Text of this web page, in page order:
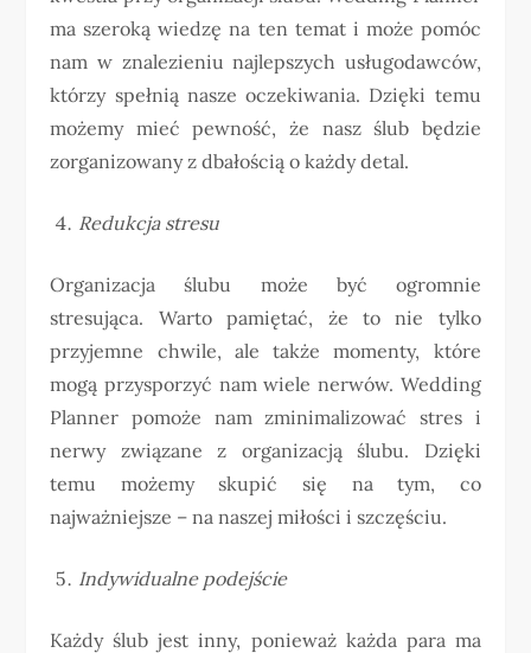
ma szeroką wiedzę na ten temat i może pomóc
nam w znalezieniu najlepszych usługodawców,
którzy spełnią nasze oczekiwania. Dzięki temu
możemy mieć pewność, że nasz ślub będzie
zorganizowany z dbałością o każdy detal.
Redukcja stresu
Organizacja ślubu może być ogromnie
stresująca. Warto pamiętać, że to nie tylko
przyjemne chwile, ale także momenty, które
mogą przysporzyć nam wiele nerwów. Wedding
Planner pomoże nam zminimalizować stres i
nerwy związane z organizacją ślubu. Dzięki
temu możemy skupić się na tym, co
najważniejsze – na naszej miłości i szczęściu.
Indywidualne podejście
Każdy ślub jest inny, ponieważ każda para ma